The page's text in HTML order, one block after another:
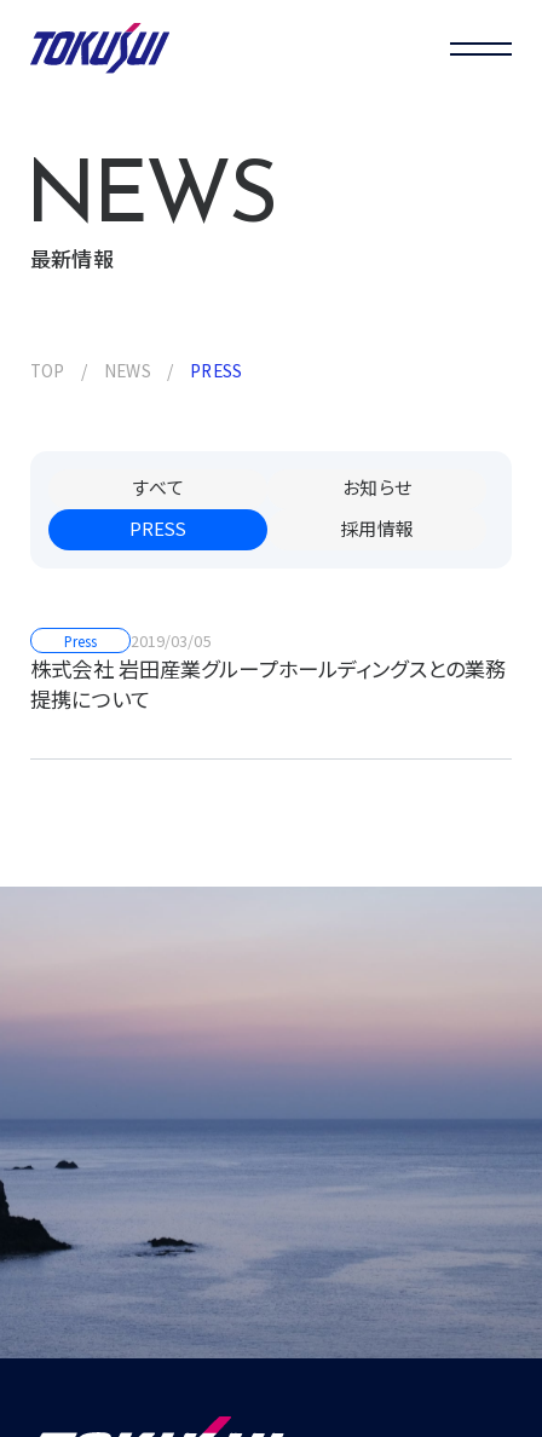
NEWS
最新情報
TOP NEWS PRESS
すべて
お知らせ
PRESS
採用情報
Press 2019/03/05
株式会社 岩田産業グループホールディングスとの業務
提携について